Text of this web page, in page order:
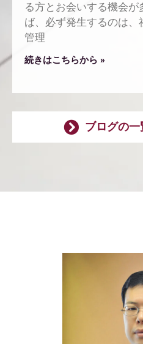
る方とお会いする機会
ば、必ず発生するのは、
管理
続きはこちらから »
ブログの